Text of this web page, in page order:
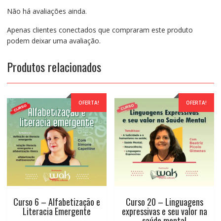
Para
um
Plano
Individualizado
Não há avaliações ainda.
Apenas clientes conectados que compraram este produto
podem deixar uma avaliação.
Produtos relacionados
OFERTA!
Curso 6 – Alfabetização e
Literacia Emergente
OFERTA!
Curso 20 – Linguagens
expressivas e seu valor na